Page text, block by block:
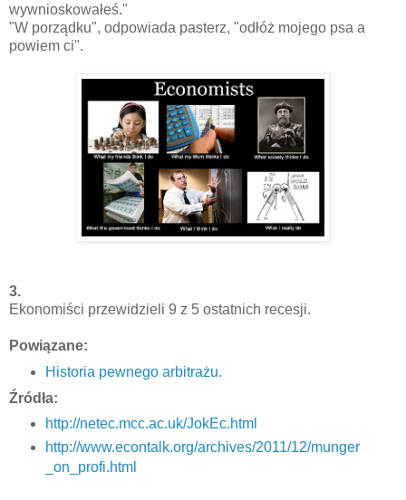
wywnioskowałeś."
"W porządku", odpowiada pasterz, "odłóż mojego psa a
powiem ci".
3.
Ekonomiści przewidzieli 9 z 5 ostatnich recesji.
Powiązane:
Historia pewnego arbitrażu.
Źródła:
http://netec.mcc.ac.uk/JokEc.html
http://www.econtalk.org/archives/2011/12/munger
_on_profi.html